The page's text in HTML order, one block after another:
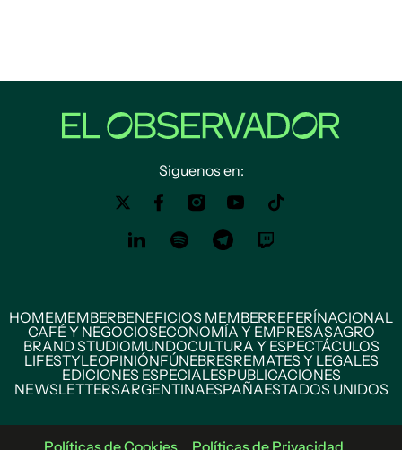
Siguenos en:
HOMEMEMBERBENEFICIOS MEMBERREFERÍNACIONAL
CAFÉ Y NEGOCIOSECONOMÍA Y EMPRESASAGRO
BRAND STUDIOMUNDOCULTURA Y ESPECTÁCULOS
LIFESTYLEOPINIÓNFÚNEBRESREMATES Y LEGALES
EDICIONES ESPECIALESPUBLICACIONES
NEWSLETTERSARGENTINAESPAÑAESTADOS UNIDOS